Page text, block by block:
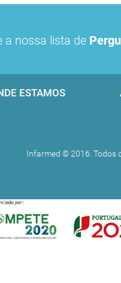
a nossa lista de
ESTAMOS
Infarmed © 2016. Todos